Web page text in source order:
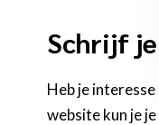
Schrijf
Heb je
website kun je